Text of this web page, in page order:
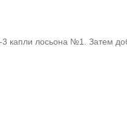
3 капли лосьона №1. Затем